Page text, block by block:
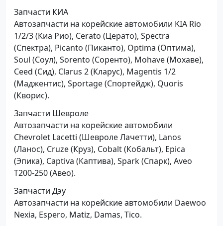
Запчасти КИА
Автозапчасти на корейские автомобили KIA Rio
1/2/3 (Киа Рио), Cerato (Церато), Spectra
(Спектра), Picanto (Пиканто), Optima (Оптима),
Soul (Соул), Sorento (Соренто), Mohave (Мохаве),
Ceed (Сид), Clarus 2 (Кларус), Magentis 1/2
(Маджентис), Sportage (Спортейдж), Quoris
(Кворис).
Запчасти Шевроле
Автозапчасти на корейские автомобили
Chevrolet Lacetti (Шевроле Лачетти), Lanos
(Ланос), Cruze (Круз), Cobalt (Кобальт), Epica
(Эпика), Captiva (Каптива), Spark (Спарк), Aveo
Т200-250 (Авео).
Запчасти Дэу
Автозапчасти на корейские автомобили Daewoo
Nexia, Espero, Matiz, Damas, Tico.